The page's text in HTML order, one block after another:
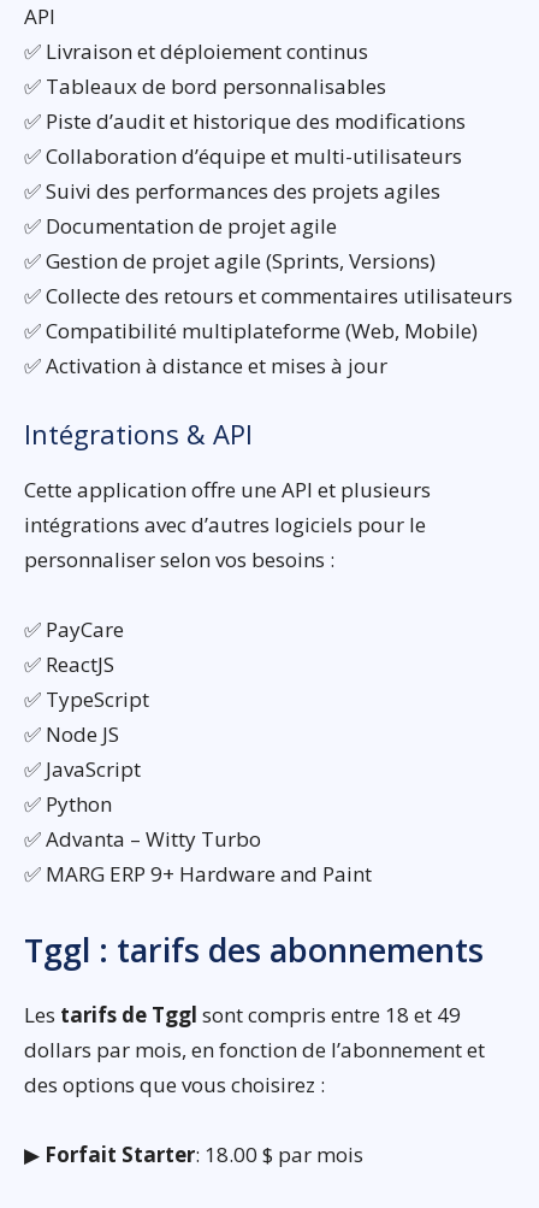
API
✅ Livraison et déploiement continus
✅ Tableaux de bord personnalisables
✅ Piste d’audit et historique des modifications
✅ Collaboration d’équipe et multi-utilisateurs
✅ Suivi des performances des projets agiles
✅ Documentation de projet agile
✅ Gestion de projet agile (Sprints, Versions)
✅ Collecte des retours et commentaires utilisateurs
✅ Compatibilité multiplateforme (Web, Mobile)
✅ Activation à distance et mises à jour
Intégrations & API
Cette application offre une API et plusieurs
intégrations avec d’autres logiciels pour le
personnaliser selon vos besoins :
✅ PayCare
✅ ReactJS
✅ TypeScript
✅ Node JS
✅ JavaScript
✅ Python
✅ Advanta – Witty Turbo
✅ MARG ERP 9+ Hardware and Paint
Tggl : tarifs des abonnements
Les tarifs de Tggl sont compris entre 18 et 49
dollars par mois, en fonction de l’abonnement et
des options que vous choisirez :
▶ Forfait Starter: 18.00 $ par mois